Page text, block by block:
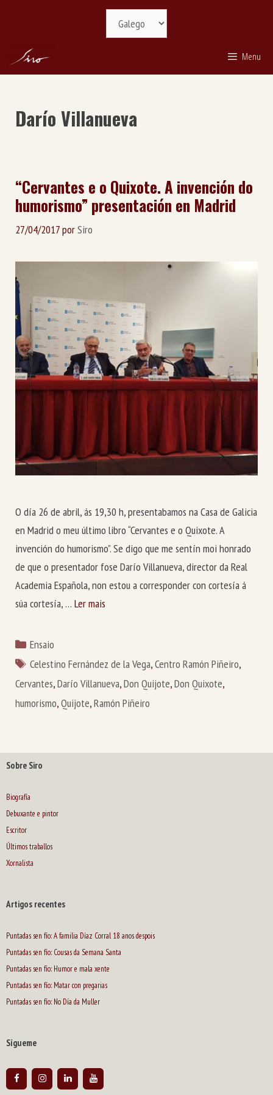
Menu
Darío Villanueva
“Cervantes e o Quixote. A invención do
humorismo” presentación en Madrid
27/04/2017porSiro
O día 26 de abril, ás 19,30 h, presentabamos na Casa de Galicia
en Madrid o meu último libro “Cervantes e o Quixote. A
invención do humorismo”. Se digo que me sentín moi honrado
de que o presentador fose Darío Villanueva, director da Real
Academia Española, non estou a corresponder con cortesía á
súa cortesía, … Ler mais
Categorías
Ensaio
Etiquetas
Celestino Fernández de la Vega,Centro Ramón Piñeiro,
Cervantes,Darío Villanueva,Don Quijote,Don Quixote,
humorismo,Quijote,Ramón Piñeiro
Sobre Siro
Biografía
Debuxante e pintor
Escritor
Últimos traballos
Xornalista
Artigos recentes
Puntadas sen fío: A familia Díaz Corral 18 anos despois
Puntadas sen fío: Cousas da Semana Santa
Puntadas sen fío: Humor e mala xente
Puntadas sen fío: Matar con pregarias
Puntadas sen fío: No Día da Muller
Sígueme